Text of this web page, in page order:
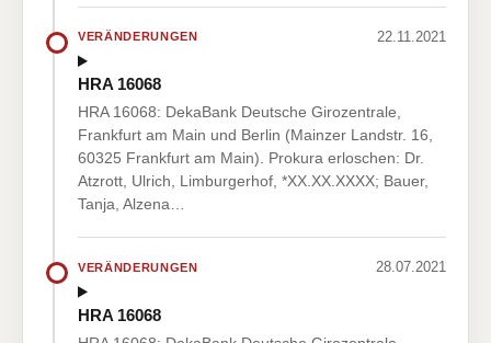
VERÄNDERUNGEN 22.11.2021
HRA 16068
HRA 16068: DekaBank Deutsche Girozentrale,
Frankfurt am Main und Berlin (Mainzer Landstr. 16,
60325 Frankfurt am Main). Prokura erloschen: Dr.
Atzrott, Ulrich, Limburgerhof, *XX.XX.XXXX; Bauer,
Tanja, Alzena…
VERÄNDERUNGEN 28.07.2021
HRA 16068